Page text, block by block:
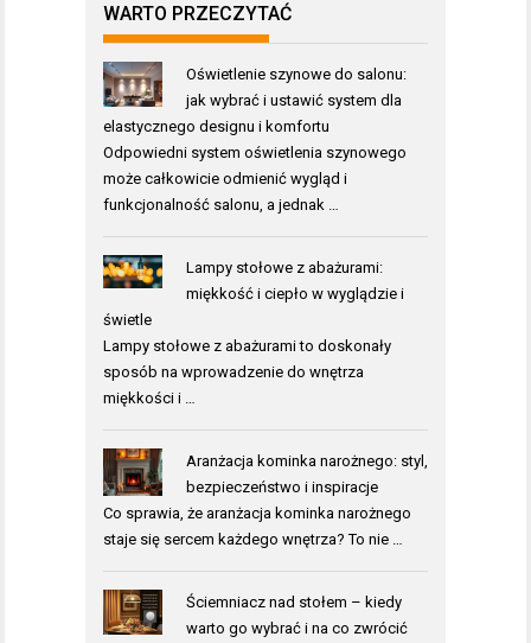
WARTO PRZECZYTAĆ
Oświetlenie szynowe do salonu:
jak wybrać i ustawić system dla
elastycznego designu i komfortu
Odpowiedni system oświetlenia szynowego
może całkowicie odmienić wygląd i
funkcjonalność salonu, a jednak …
Lampy stołowe z abażurami:
miękkość i ciepło w wyglądzie i
świetle
Lampy stołowe z abażurami to doskonały
sposób na wprowadzenie do wnętrza
miękkości i …
Aranżacja kominka narożnego: styl,
bezpieczeństwo i inspiracje
Co sprawia, że aranżacja kominka narożnego
staje się sercem każdego wnętrza? To nie …
Ściemniacz nad stołem – kiedy
warto go wybrać i na co zwrócić